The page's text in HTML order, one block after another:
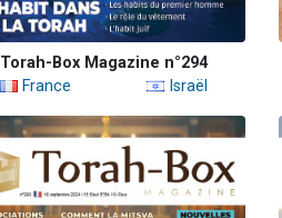
Torah-Box Magazine n°294
France
Israël